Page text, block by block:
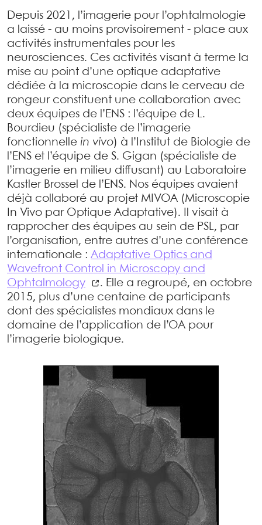
Depuis 2021, l’imagerie pour l’ophtalmologie
a laissé - au moins provisoirement - place aux
activités instrumentales pour les
neurosciences. Ces activités visant à terme la
mise au point d’une optique adaptative
dédiée à la microscopie dans le cerveau de
rongeur constituent une collaboration avec
deux équipes de l’ENS : l’équipe de L.
Bourdieu (spécialiste de l’imagerie
fonctionnelle in vivo) à l’Institut de Biologie de
l’ENS et l’équipe de S. Gigan (spécialiste de
l’imagerie en milieu diffusant) au Laboratoire
Kastler Brossel de l’ENS. Nos équipes avaient
déjà collaboré au projet MIVOA (Microscopie
In Vivo par Optique Adaptative). Il visait à
rapprocher des équipes au sein de PSL, par
l’organisation, entre autres d’une conférence
internationale : Adaptative Optics and
Wavefront Control in Microscopy and
Ophtalmology
. Elle a regroupé, en octobre
2015, plus d’une centaine de participants
dont des spécialistes mondiaux dans le
domaine de l’application de l’OA pour
l’imagerie biologique.